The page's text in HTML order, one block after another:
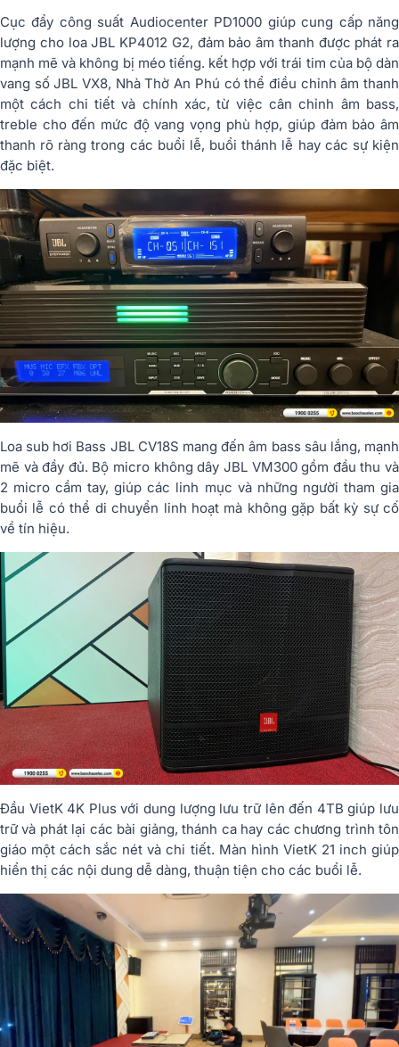
Cục đẩy công suất Audiocenter PD1000 giúp cung cấp năng
lượng cho loa JBL KP4012 G2, đảm bảo âm thanh được phát ra
mạnh mẽ và không bị méo tiếng. kết hợp với trái tim của bộ dàn
vang số JBL VX8, Nhà Thờ An Phú có thể điều chỉnh âm thanh
một cách chi tiết và chính xác, từ việc cân chỉnh âm bass,
treble cho đến mức độ vang vọng phù hợp, giúp đảm bảo âm
thanh rõ ràng trong các buổi lễ, buổi thánh lễ hay các sự kiện
đặc biệt.
Loa sub hơi Bass JBL CV18S mang đến âm bass sâu lắng, mạnh
mẽ và đầy đủ. Bộ micro không dây JBL VM300 gồm đầu thu và
2 micro cầm tay, giúp các linh mục và những người tham gia
buổi lễ có thể di chuyển linh hoạt mà không gặp bất kỳ sự cố
về tín hiệu.
Đầu VietK 4K Plus với dung lượng lưu trữ lên đến 4TB giúp lưu
trữ và phát lại các bài giảng, thánh ca hay các chương trình tôn
giáo một cách sắc nét và chi tiết. Màn hình VietK 21 inch giúp
hiển thị các nội dung dễ dàng, thuận tiện cho các buổi lễ.